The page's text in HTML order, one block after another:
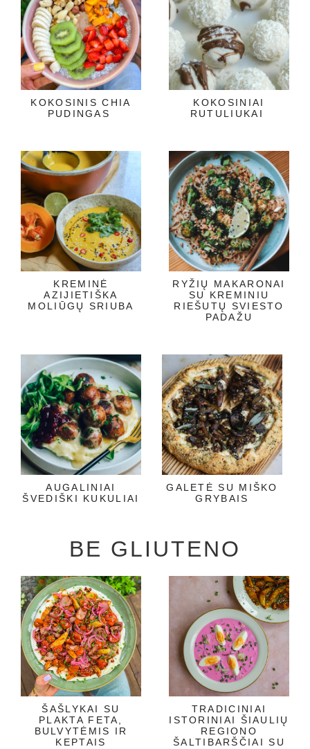
KOKOSINIS CHIA
PUDINGAS
KOKOSINIAI
RUTULIUKAI
KREMINĖ
AZIJIETIŠKA
MOLIŪGŲ SRIUBA
RYŽIŲ MAKARONAI
SU KREMINIU
RIEŠUTŲ SVIESTO
PADAŽU
AUGALINIAI
ŠVEDIŠKI KUKULIAI
GALETĖ SU MIŠKO
GRYBAIS
BE GLIUTENO
ŠAŠLYKAI SU
PLAKTA FETA,
BULVYTĖMIS IR
KEPTAIS
TRADICINIAI
ISTORINIAI ŠIAULIŲ
REGIONO
ŠALTIBARŠČIAI SU